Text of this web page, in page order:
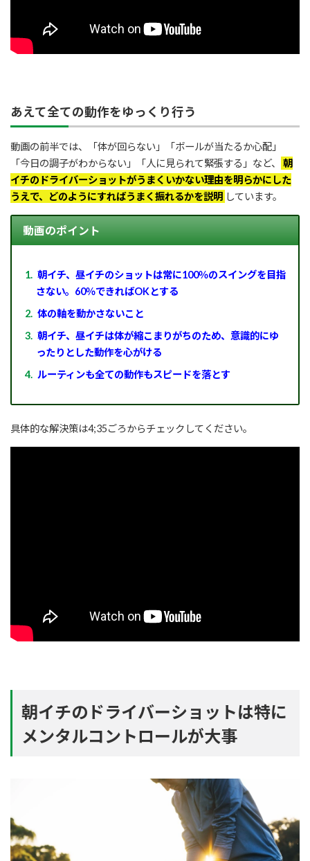
あえて全ての動作をゆっくり行う
動画の前半では、「体が回らない」「ボールが当たるか心配」
「今日の調子がわからない」「人に見られて緊張する」など、
朝
イチのドライバーショットがうまくいかない理由を明らかにした
うえで、どのようにすればうまく振れるかを説明 しています。
動画のポイント
朝イチ、昼イチのショットは常に100％のスイングを目指
さない。60％できればOKとする
体の軸を動かさないこと
朝イチ、昼イチは体が縮こまりがちのため、意識的にゆ
ったりとした動作を心がける
ルーティンも全ての動作もスピードを落とす
具体的な解決策は4;35ごろからチェックしてください。
朝イチのドライバーショットは特に
メンタルコントロールが大事